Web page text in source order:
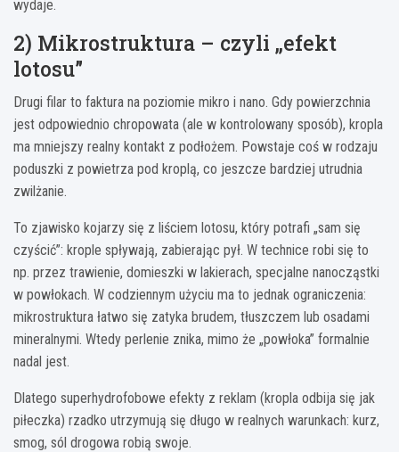
wydaje.
2) Mikrostruktura – czyli „efekt
lotosu”
Drugi filar to faktura na poziomie mikro i nano. Gdy powierzchnia
jest odpowiednio chropowata (ale w kontrolowany sposób), kropla
ma mniejszy realny kontakt z podłożem. Powstaje coś w rodzaju
poduszki z powietrza pod kroplą, co jeszcze bardziej utrudnia
zwilżanie.
To zjawisko kojarzy się z liściem lotosu, który potrafi „sam się
czyścić”: krople spływają, zabierając pył. W technice robi się to
np. przez trawienie, domieszki w lakierach, specjalne nanocząstki
w powłokach. W codziennym użyciu ma to jednak ograniczenia:
mikrostruktura łatwo się zatyka brudem, tłuszczem lub osadami
mineralnymi. Wtedy perlenie znika, mimo że „powłoka” formalnie
nadal jest.
Dlatego superhydrofobowe efekty z reklam (kropla odbija się jak
piłeczka) rzadko utrzymują się długo w realnych warunkach: kurz,
smog, sól drogowa robią swoje.